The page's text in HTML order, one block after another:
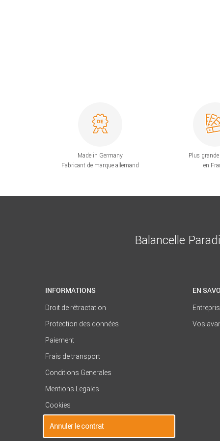
Made in Germany
Fabricant de marque allemand
Plus
en
Balancelle
INFORMATIONS
Droit de rétractation
Protection des données
Paiement
Frais de transport
Conditions Generales
Mentions Legales
Cookies
Annuler le contrat
EN
Vos